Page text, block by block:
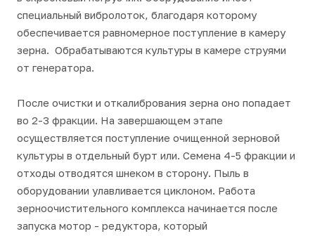
специальный вибролоток, благодаря которому
обеспечивается равномерное поступление в камеру
зерна. Обрабатываются культуры в камере струями
от генератора.
После очистки и откалибрования зерна оно попадает
во 2-3 фракции. На завершающем этапе
осуществляется поступление очищенной зерновой
культуры в отдельный бурт или. Семена 4-5 фракции и
отходы отводятся шнеком в сторону. Пыль в
оборудовании улавливается циклоном. Работа
зерноочистительного комплекса начинается после
запуска мотор - редуктора, который